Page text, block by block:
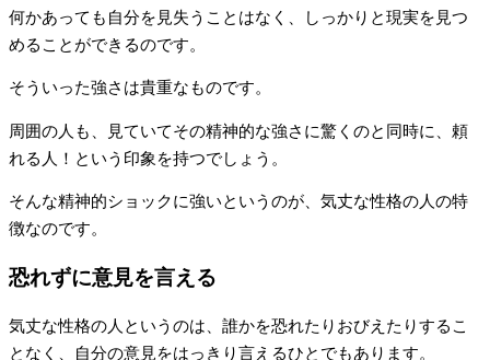
何かあっても自分を見失うことはなく、しっかりと現実を見つ
めることができるのです。
そういった強さは貴重なものです。
周囲の人も、見ていてその精神的な強さに驚くのと同時に、頼
れる人！という印象を持つでしょう。
そんな精神的ショックに強いというのが、気丈な性格の人の特
徴なのです。
恐れずに意見を言える
気丈な性格の人というのは、誰かを恐れたりおびえたりするこ
となく、自分の意見をはっきり言えるひとでもあります。